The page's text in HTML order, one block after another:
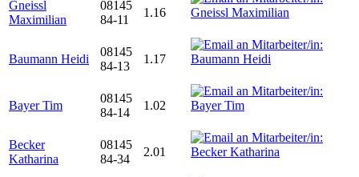
Gneissl
Maximilian
08145
84-11
1.16
Baumann Heidi
08145
84-13
1.17
Bayer Tim
08145
84-14
1.02
Becker
Katharina
08145
84-34
2.01